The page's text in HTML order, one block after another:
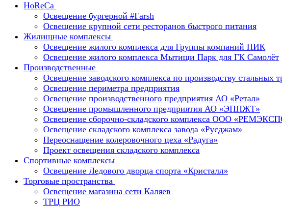
HoReCa
Освещение бургерной #Farsh
Освещение крупной сети ресторанов быстрого питания
Жилищные комплексы
Освещение жилого комплекса для Группы компаний ПИК
Освещение жилого комплекса Мытищи Парк для ГК Самолёт
Производственные
Освещение заводского комплекса по производству стальных
Освещение периметра предприятия
Освещение производственного предприятия АО «Ретал»
Освещение промышленного предприятия АО «ЭППЖТ»
Освещение сборочно-складского комплекса ООО
Освещение складского комплекса завода «Русджам»
Переоснащение колеровочного цеха «Радуга»
Проект освещения складского комплекса
Спортивные комплексы
Освещение Ледового дворца спорта «Кристалл»
Торговые пространства
Освещение магазина сети Каляев
ТРЦ РИО